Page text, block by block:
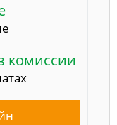
комиссии